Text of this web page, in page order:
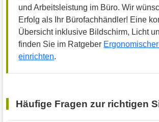
und Arbeitsleistung im Büro. Wir
Erfolg als Ihr Bürofachhändler! Eine
Übersicht inklusive Bildschirm, Licht
finden Sie im Ratgeber
einrichten.
Häufige Fragen zur richtigen